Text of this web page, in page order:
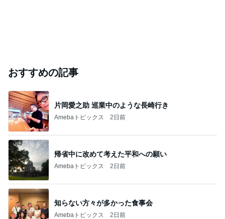
おすすめの記事
片岡愛之助 巡業中のような長崎行き
Amebaトピックス 2日前
帰省中に改めて考えた平和への願い
Amebaトピックス 2日前
知らない方々が多かった食事会
Amebaトピックス 2日前